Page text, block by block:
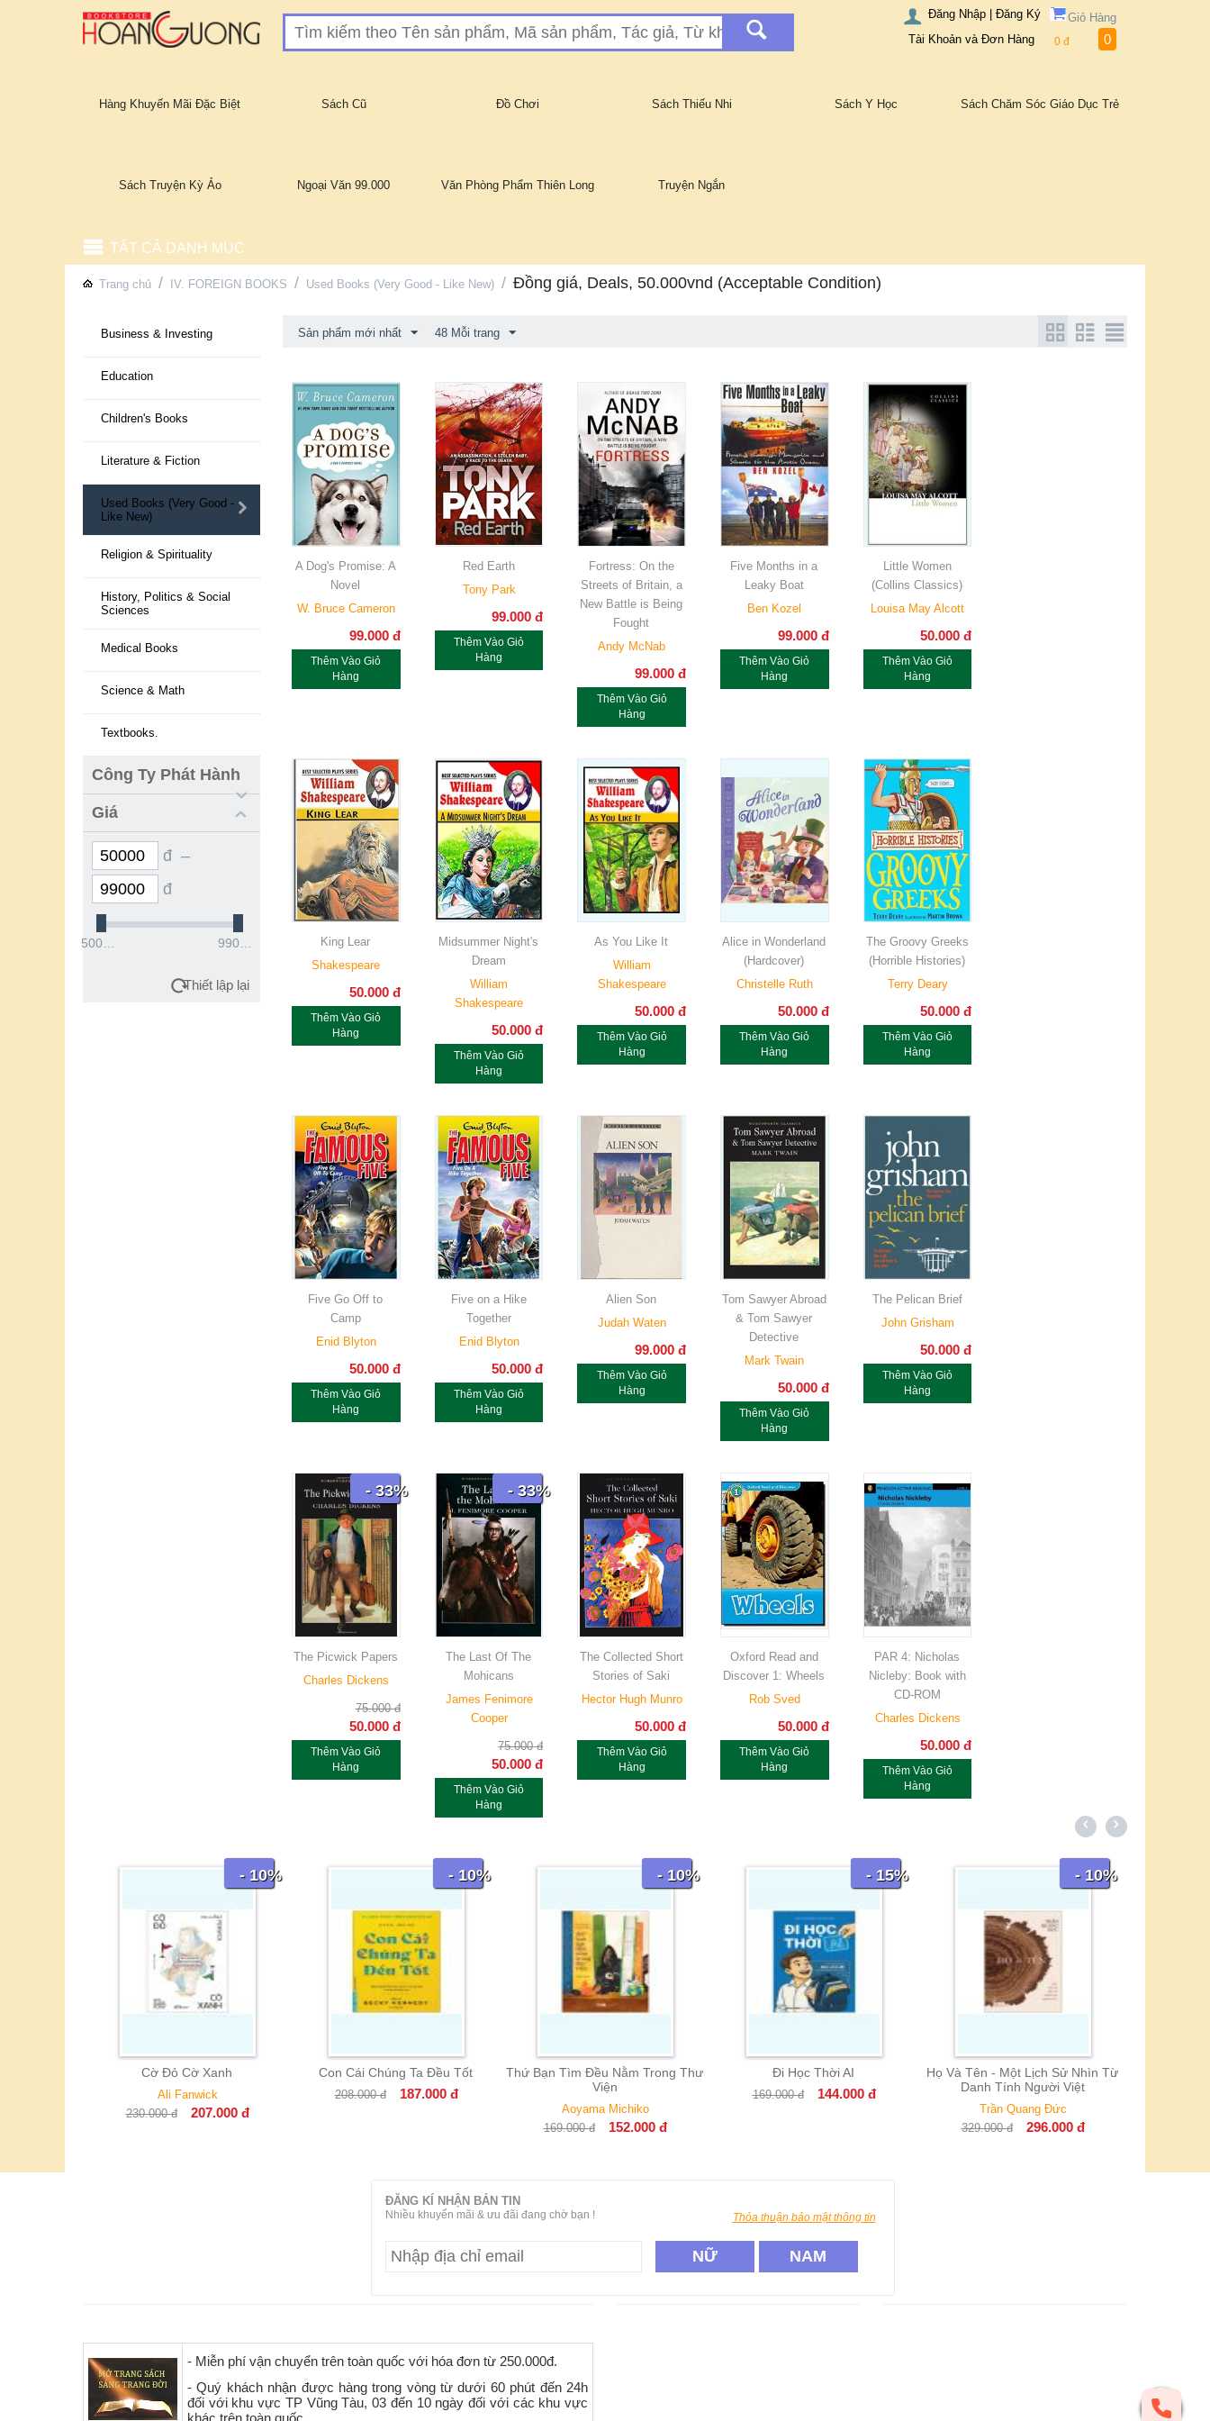
Giỏ Hàng
0đ 0
Đăng Nhập | Đăng Ký
Tài Khoản và Đơn Hàng
Hàng Khuyến Mãi Đặc Biệt Sách Cũ Đồ Chơi Sách Thiếu Nhi Sách Y Học Sách Chăm Sóc Giáo Dục Trẻ
Sách Truyện Kỳ Ảo Ngoại Văn 99.000 Văn Phòng Phẩm Thiên Long Truyện Ngắn
TẤT CẢ DANH MỤC
Trang chủ / IV. FOREIGN BOOKS / Used Books (Very Good - Like New) / Đồng giá, Deals, 50.000vnd (Acceptable Condition)
Business & Investing
Education
Children's Books
Literature & Fiction
Used Books (Very Good -
Like New)
Religion & Spirituality
History, Politics & Social
Sciences
Medical Books
Science & Math
Textbooks.
Công Ty Phát Hành
Giá
đ –
đ
50000đ 99000đ
Thiết lập lại
Sản phẩm mới nhất 48 Mỗi trang
A Dog's Promise: A
Novel
W. Bruce Cameron
99.000 đ
Thêm Vào Giỏ
Hàng
Red Earth
Tony Park
99.000 đ
Thêm Vào Giỏ
Hàng
Fortress: On the
Streets of Britain, a
New Battle is Being
Fought
Andy McNab
99.000 đ
Thêm Vào Giỏ
Hàng
Five Months in a
Leaky Boat
Ben Kozel
99.000 đ
Thêm Vào Giỏ
Hàng
Little Women
(Collins Classics)
Louisa May Alcott
50.000 đ
Thêm Vào Giỏ
Hàng
King Lear
Shakespeare
50.000 đ
Thêm Vào Giỏ
Hàng
Midsummer Night's
Dream
William
Shakespeare
50.000 đ
Thêm Vào Giỏ
Hàng
As You Like It
William
Shakespeare
50.000 đ
Thêm Vào Giỏ
Hàng
Alice in Wonderland
(Hardcover)
Christelle Ruth
50.000 đ
Thêm Vào Giỏ
Hàng
The Groovy Greeks
(Horrible Histories)
Terry Deary
50.000 đ
Thêm Vào Giỏ
Hàng
Five Go Off to
Camp
Enid Blyton
50.000 đ
Thêm Vào Giỏ
Hàng
Five on a Hike
Together
Enid Blyton
50.000 đ
Thêm Vào Giỏ
Hàng
Alien Son
Judah Waten
99.000 đ
Thêm Vào Giỏ
Hàng
Tom Sawyer Abroad
& Tom Sawyer
Detective
Mark Twain
50.000 đ
Thêm Vào Giỏ
Hàng
The Pelican Brief
John Grisham
50.000 đ
Thêm Vào Giỏ
Hàng
- 33%
The Picwick Papers
Charles Dickens
75.000 đ
50.000 đ
Thêm Vào Giỏ
Hàng
- 33%
The Last Of The
Mohicans
James Fenimore
Cooper
75.000 đ
50.000 đ
Thêm Vào Giỏ
Hàng
The Collected Short
Stories of Saki
Hector Hugh Munro
50.000 đ
Thêm Vào Giỏ
Hàng
Oxford Read and
Discover 1: Wheels
Rob Sved
50.000 đ
Thêm Vào Giỏ
Hàng
PAR 4: Nicholas
Nicleby: Book with
CD-ROM
Charles Dickens
50.000 đ
Thêm Vào Giỏ
Hàng
- 10%
Cờ Đỏ Cờ Xanh
Ali Fanwick
230.000 đ 207.000 đ
- 10%
Con Cái Chúng Ta Đều Tốt
208.000 đ 187.000 đ
- 10%
Thứ Bạn Tìm Đều Nằm Trong Thư
Viện
Aoyama Michiko
169.000 đ 152.000 đ
- 15%
Đi Học Thời AI
169.000 đ 144.000 đ
- 10%
Họ Và Tên - Một Lịch Sử Nhìn Từ
Danh Tính Người Việt
Trần Quang Đức
329.000 đ 296.000 đ
ĐĂNG KÍ NHẬN BẢN TIN
Nhiều khuyến mãi & ưu đãi đang chờ bạn ! Thỏa thuận bảo mật thông tin
NỮ NAM
- Miễn phí vận chuyển trên toàn quốc với hóa đơn từ 250.000đ.
- Quý khách nhận được hàng trong vòng từ dưới 60 phút đến 24h
đối với khu vực TP Vũng Tàu, 03 đến 10 ngày đối với các khu vực
khác trên toàn quốc.